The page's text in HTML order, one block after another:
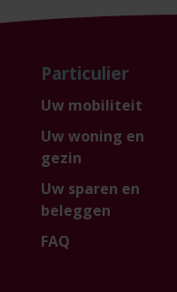
Particulier
Uw mobiliteit
Uw woning en
gezin
Uw sparen en
beleggen
FAQ